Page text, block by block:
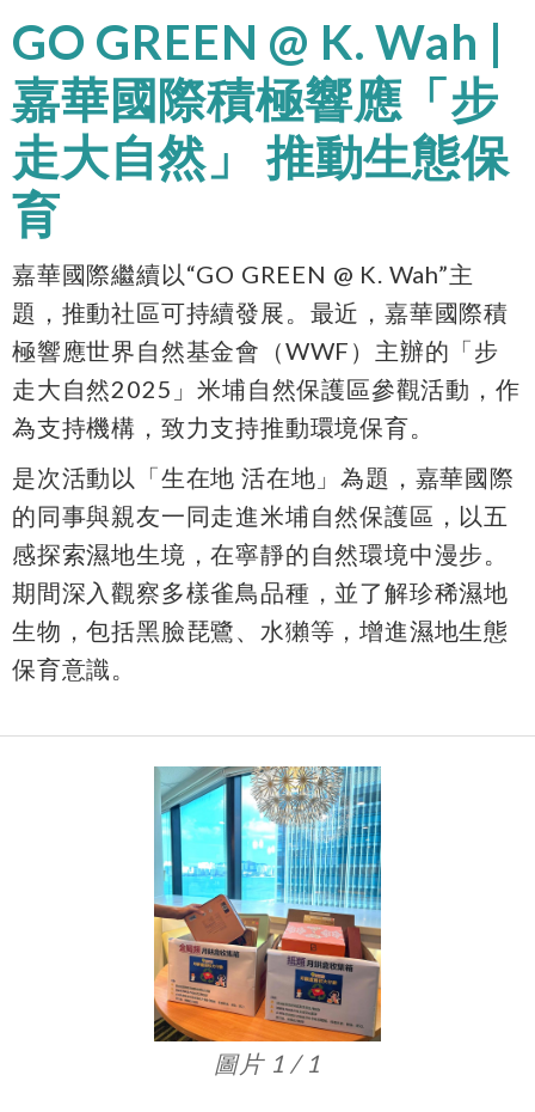
GO GREEN @ K. Wah |
嘉華國際積極響應「步
走大自然」 推動生態保
育
嘉華國際繼續以“GO GREEN @ K. Wah”主
題，推動社區可持續發展。最近，嘉華國際積
極響應世界自然基金會（WWF）主辦的「步
走大自然2025」米埔自然保護區參觀活動，作
為支持機構，致力支持推動環境保育。
是次活動以「生在地 活在地」為題，嘉華國際
的同事與親友一同走進米埔自然保護區，以五
感探索濕地生境，在寧靜的自然環境中漫步。
期間深入觀察多樣雀鳥品種，並了解珍稀濕地
生物，包括黑臉琵鷺、水獺等，增進濕地生態
保育意識。
圖片 1 / 1